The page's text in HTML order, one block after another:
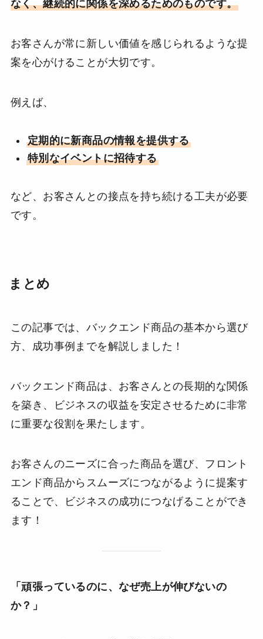
なく、継続的に関係を深めるためのものです。
お客さんが常に新しい価値を感じられるような提
案を心がけることが大切です。
例えば、
定期的に新商品の情報を提供する
特別なイベントに招待する
など、お客さんとの接点を持ち続ける工夫が必要
です。
まとめ
この記事では、バックエンド商品の基本から選び
方、成功事例までを解説しました！
バックエンド商品は、お客さんとの長期的な関係
を築き、ビジネスの収益を安定させるために非常
に重要な役割を果たします。
お客さんのニーズに合った商品を選び、フロント
エンド商品からスムーズにつながるように提案す
ることで、ビジネスの成功につなげることができ
ます！
「頑張っているのに、なぜ売上が伸びないの
か？」